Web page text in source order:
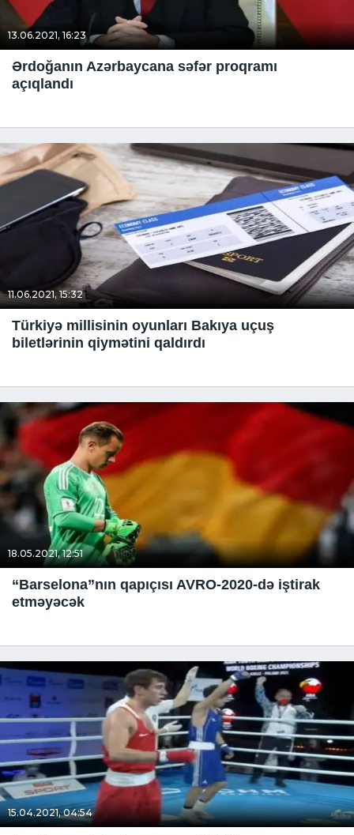
13.06.2021, 16:23
Ərdoğanın Azərbaycana səfər proqramı
açıqlandı
11.06.2021, 15:32
Türkiyə millisinin oyunları Bakıya uçuş
biletlərinin qiymətini qaldırdı
18.05.2021, 12:51
“Barselona”nın qapıçısı AVRO-2020-də iştirak
etməyəcək
15.04.2021, 04:54